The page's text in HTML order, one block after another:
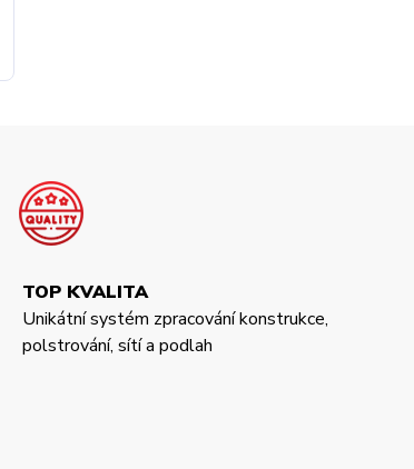
TOP KVALITA
Unikátní systém zpracování konstrukce,
polstrování, sítí a podlah